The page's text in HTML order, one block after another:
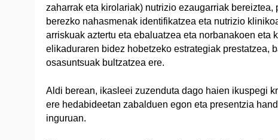
zaharrak eta kirolariak) nutrizio ezaugarriak bereiztea,
berezko nahasmenak identifikatzea eta nutrizio
arriskuak aztertu eta ebaluatzea eta norbanakoen eta
elikaduraren bidez hobetzeko estrategiak prestatzea,
osasuntsuak bultzatzea ere.
Aldi berean, ikasleei zuzenduta dago haien ikuspegi
ere hedabideetan zabalduen egon eta presentzia
inguruan.